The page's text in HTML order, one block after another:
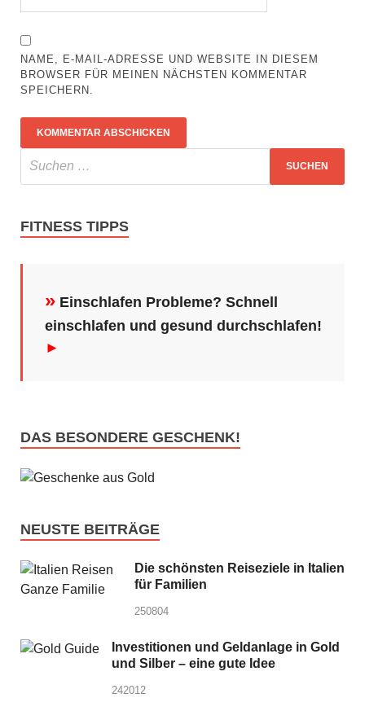
NAME, E-MAIL-ADRESSE UND WEBSITE IN DIESEM
BROWSER FÜR MEINEN NÄCHSTEN KOMMENTAR
SPEICHERN.
FITNESS TIPPS
» Einschlafen Probleme? Schnell
einschlafen und gesund durchschlafen!
►
DAS BESONDERE GESCHENK!
NEUSTE BEITRÄGE
Die schönsten Reiseziele in Italien
für Familien
250804
Investitionen und Geldanlage in Gold
und Silber – eine gute Idee
242012